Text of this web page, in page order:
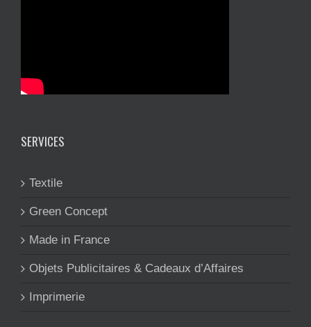
SERVICES
Textile
Green Concept
Made in France
Objets Publicitaires & Cadeaux d’Affaires
Imprimerie